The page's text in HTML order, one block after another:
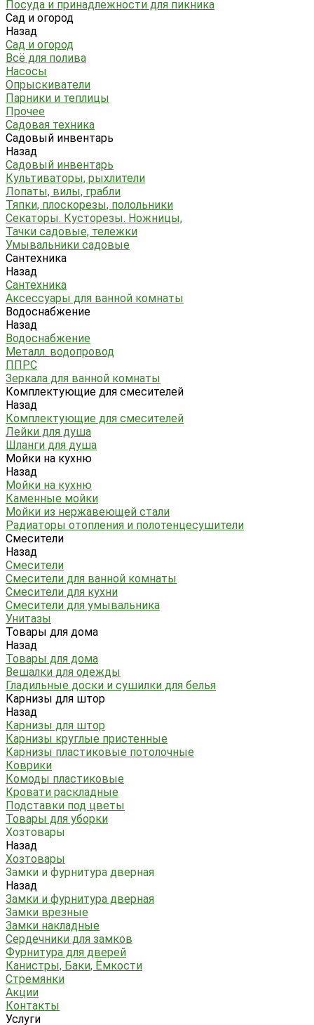
Посуда и принадлежности для пикника
Сад и огород
Назад
Сад и огород
Всё для полива
Насосы
Опрыскиватели
Парники и теплицы
Прочее
Садовая техника
Садовый инвентарь
Назад
Садовый инвентарь
Культиваторы, рыхлители
Лопаты, вилы, грабли
Тяпки, плоскорезы, полольники
Секаторы. Кусторезы. Ножницы,
Тачки садовые, тележки
Умывальники садовые
Сантехника
Назад
Сантехника
Аксессуары для ванной комнаты
Водоснабжение
Назад
Водоснабжение
Металл. водопровод
ППРС
Зеркала для ванной комнаты
Комплектующие для смесителей
Назад
Комплектующие для смесителей
Лейки для душа
Шланги для душа
Мойки на кухню
Назад
Мойки на кухню
Каменные мойки
Мойки из нержавеющей стали
Радиаторы отопления и полотенцесушители
Смесители
Назад
Смесители
Смесители для ванной комнаты
Смесители для кухни
Смесители для умывальника
Унитазы
Товары для дома
Назад
Товары для дома
Вешалки для одежды
Гладильные доски и сушилки для белья
Карнизы для штор
Назад
Карнизы для штор
Карнизы круглые пристенные
Карнизы пластиковые потолочные
Коврики
Комоды пластиковые
Кровати раскладные
Подставки под цветы
Товары для уборки
Хозтовары
Назад
Хозтовары
Замки и фурнитура дверная
Назад
Замки и фурнитура дверная
Замки врезные
Замки накладные
Сердечники для замков
Фурнитура для дверей
Канистры, Баки, Ёмкости
Стремянки
Акции
Контакты
Услуги